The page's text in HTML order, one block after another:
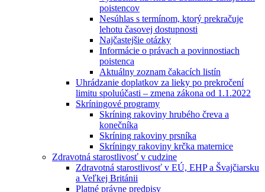
poistencov
Nesúhlas s termínom, ktorý prekračuje
lehotu časovej dostupnosti
Najčastejšie otázky
Informácie o právach a povinnostiach
poistenca
Aktuálny zoznam čakacích listín
Uhrádzanie doplatkov za lieky po prekročení
limitu spoluúčasti – zmena zákona od 1.1.2022
Skríningové programy
Skríning rakoviny hrubého čreva a
konečníka
Skríning rakoviny prsníka
Skríningy rakoviny krčka maternice
Zdravotná starostlivosť v cudzine
Zdravotná starostlivosť v EÚ, EHP a Švajčiarsku
a Veľkej Británii
Platné právne predpisy